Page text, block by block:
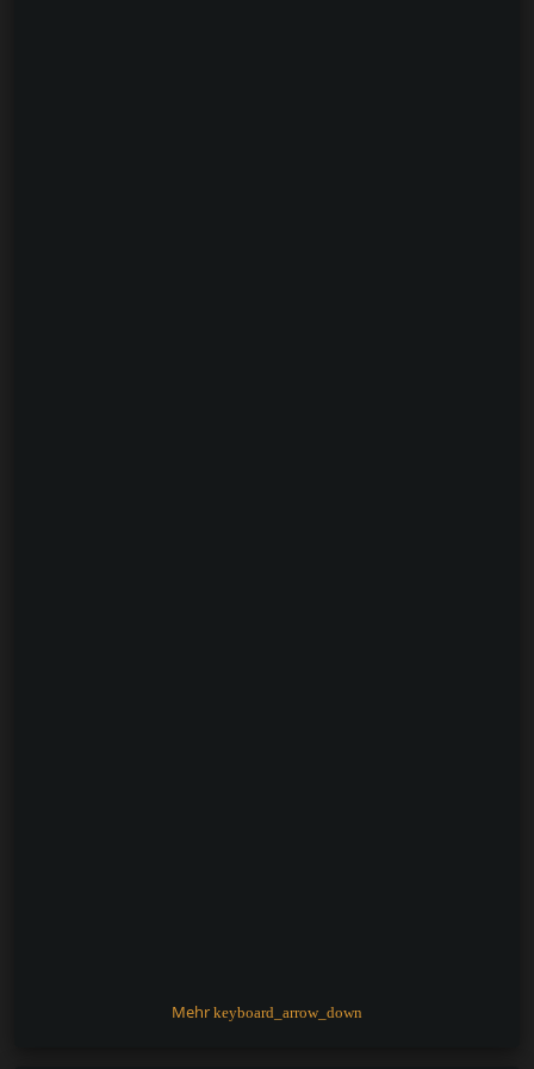
Mehr keyboard_arrow_down